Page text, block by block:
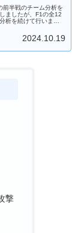
前半戦のチーム分析を
ましたが、F1の全12
析を続けて行いま
2024.10.19
撃